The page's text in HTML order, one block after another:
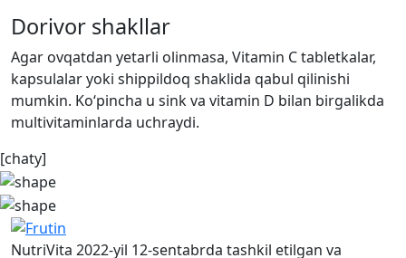
Dorivor shakllar
Agar ovqatdan yetarli olinmasa, Vitamin C tabletkalar,
kapsulalar yoki shippildoq shaklida qabul qilinishi
mumkin. Ko‘pincha u sink va vitamin D bilan birgalikda
multivitaminlarda uchraydi.
[chaty]
NutriVita 2022-yil 12-sentabrda tashkil etilgan va